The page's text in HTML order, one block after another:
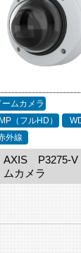
ームカメラ
（フルHD）
外線
AXIS P3275-V
ムカメラ